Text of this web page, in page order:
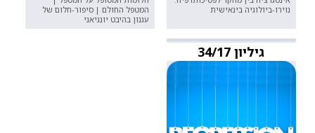
נוירו-ביולוגיה בינאישית
המטפל החולם | סיפור-חלום של
עגנון בהיבט יונגיאני
גיליון 34/17